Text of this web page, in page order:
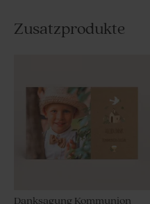
Zusatzprodukte
Danksagung Kommunion